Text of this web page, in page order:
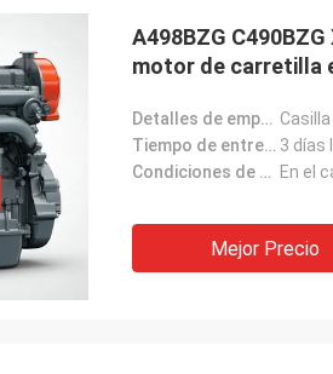
A498BZG
motor de carretilla
Detalles de empaquetado:
Tiempo de entrega: 3 días
Condiciones de pago:
En el
Mejor Precio